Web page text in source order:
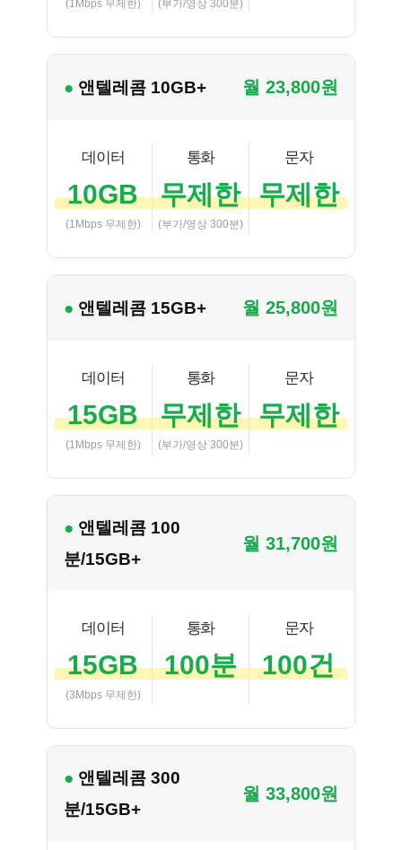
(1Mbps 무제한) (부가/영상 300분)
● 앤텔레콤 10GB+ 월 23,800원
데이터
10GB
(1Mbps 무제한)
통화
무제한
(부가/영상 300분)
문자
무제한
● 앤텔레콤 15GB+ 월 25,800원
데이터
15GB
(1Mbps 무제한)
통화
무제한
(부가/영상 300분)
문자
무제한
● 앤텔레콤 100
분/15GB+
월 31,700원
데이터
15GB
(3Mbps 무제한)
통화
100분
문자
100건
● 앤텔레콤 300
분/15GB+
월 33,800원